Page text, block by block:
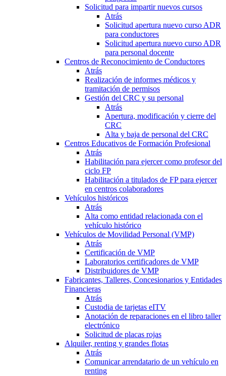
Solicitud para impartir nuevos cursos
Atrás
Solicitud apertura nuevo curso ADR
para conductores
Solicitud apertura nuevo curso ADR
para personal docente
Centros de Reconocimiento de Conductores
Atrás
Realización de informes médicos y
tramitación de permisos
Gestión del CRC y su personal
Atrás
Apertura, modificación y cierre del
CRC
Alta y baja de personal del CRC
Centros Educativos de Formación Profesional
Atrás
Habilitación para ejercer como profesor del
ciclo FP
Habilitación a titulados de FP para ejercer
en centros colaboradores
Vehículos históricos
Atrás
Alta como entidad relacionada con el
vehículo histórico
Vehículos de Movilidad Personal (VMP)
Atrás
Certificación de VMP
Laboratorios certificadores de VMP
Distribuidores de VMP
Fabricantes, Talleres, Concesionarios y Entidades
Financieras
Atrás
Custodia de tarjetas eITV
Anotación de reparaciones en el libro taller
electrónico
Solicitud de placas rojas
Alquiler, renting y grandes flotas
Atrás
Comunicar arrendatario de un vehículo en
renting